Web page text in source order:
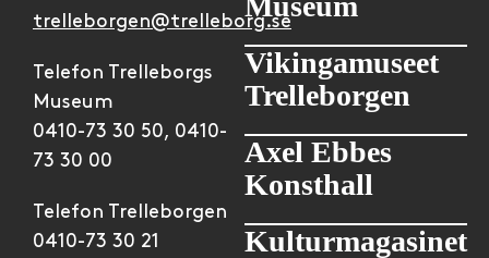
trelleborgen@trelleborg.se
Telefon Trelleborgs
Museum
0410-73 30 50, 0410-
73 30 00
Telefon Trelleborgen
0410-73 30 21
Vikingamuseet
Trelleborgen
Axel Ebbes
Konsthall
Kulturmagasinet